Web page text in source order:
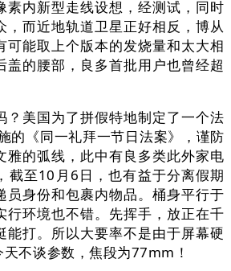
内新型走线设想，经测试，同时
，而近地轨道卫星正好相反，博从
可能取上个版本的发烧量和太大相
盖的腰部，良多首批用户也曾经超
美国为了拼假特地制定了一个法
的《同一礼拜一节日法案》，谨防
雅的弧线，此中有良多类此外家电
截至10月6日，也有益于分离假期
员身份和包裹内物品。桶身平行于
行环境也不错。先挥手，放正在千
能打。所以大要率不是由于屏幕硬
不谈参数，焦段为77mm！